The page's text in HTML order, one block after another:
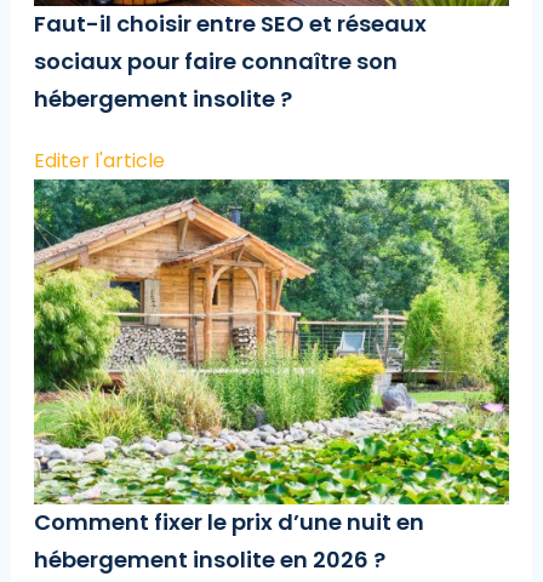
Faut-il choisir entre SEO et réseaux
sociaux pour faire connaître son
hébergement insolite ?
Editer l'article
Comment fixer le prix d’une nuit en
hébergement insolite en 2026 ?